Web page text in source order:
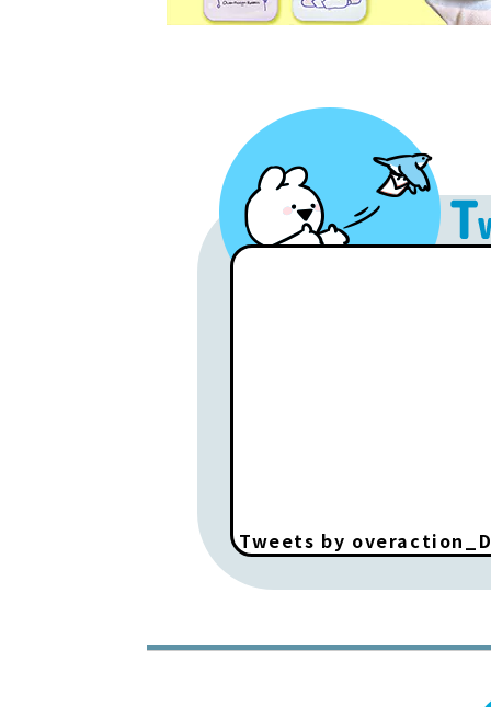
Tweets by